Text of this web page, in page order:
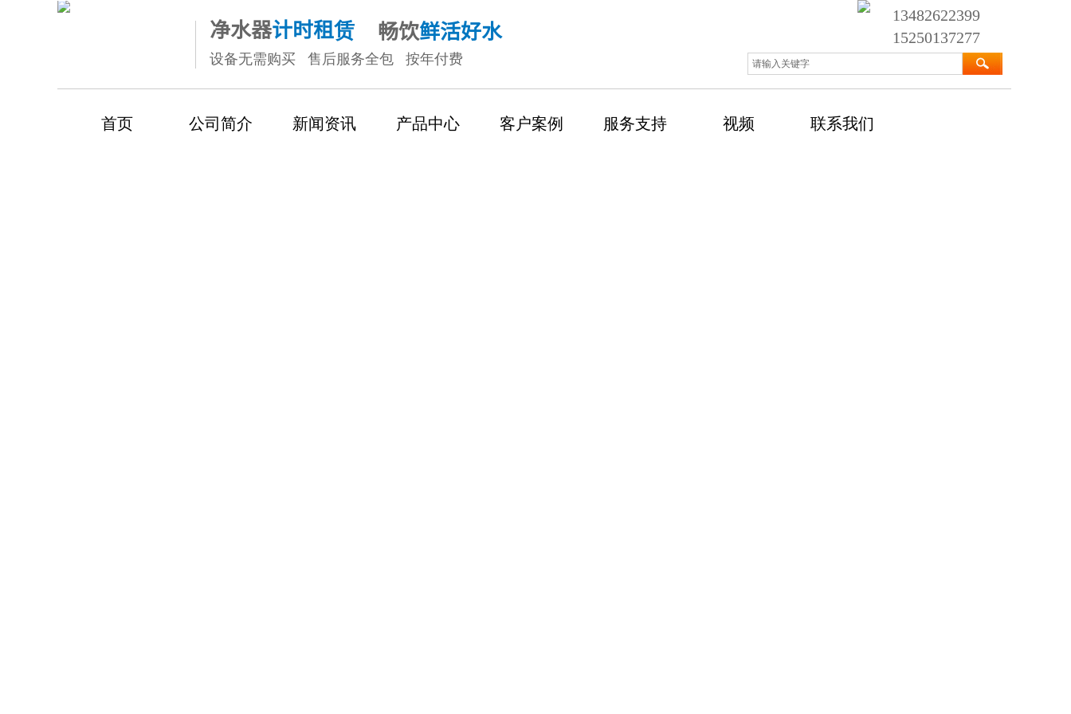
13482622399
15250137277
净水器计时租赁 畅饮鲜活好水
设备无需购买 售后服务全包 按年付费
首页 公司简介 新闻资讯 产品中心 客户案例 服务支持 视频 联系我们